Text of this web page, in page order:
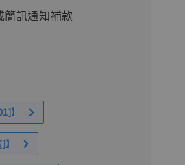
訊通知補款
】